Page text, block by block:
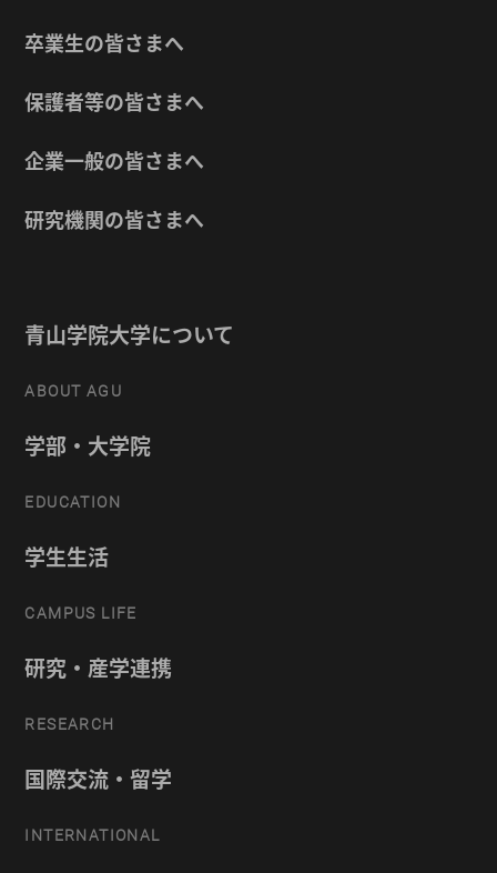
卒業生の皆さまへ
保護者等の皆さまへ
企業一般の皆さまへ
研究機関の皆さまへ
青山学院大学について
ABOUT AGU
学部・大学院
EDUCATION
学生生活
CAMPUS LIFE
研究・産学連携
RESEARCH
国際交流・留学
INTERNATIONAL